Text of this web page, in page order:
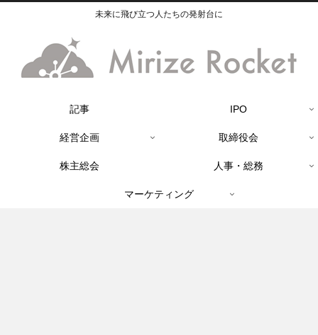
未来に飛び立つ人たちの発射台に
記事 IPO
経営企画 取締役会
株主総会 人事・総務
マーケティング